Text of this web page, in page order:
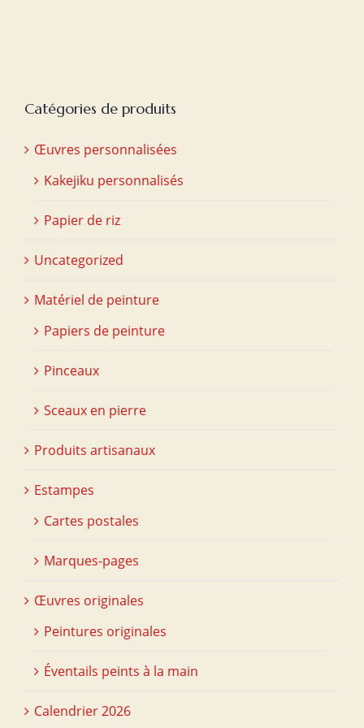
Catégories de produits
Œuvres personnalisées
Kakejiku personnalisés
Papier de riz
Uncategorized
Matériel de peinture
Papiers de peinture
Pinceaux
Sceaux en pierre
Produits artisanaux
Estampes
Cartes postales
Marques-pages
Œuvres originales
Peintures originales
Éventails peints à la main
Calendrier 2026